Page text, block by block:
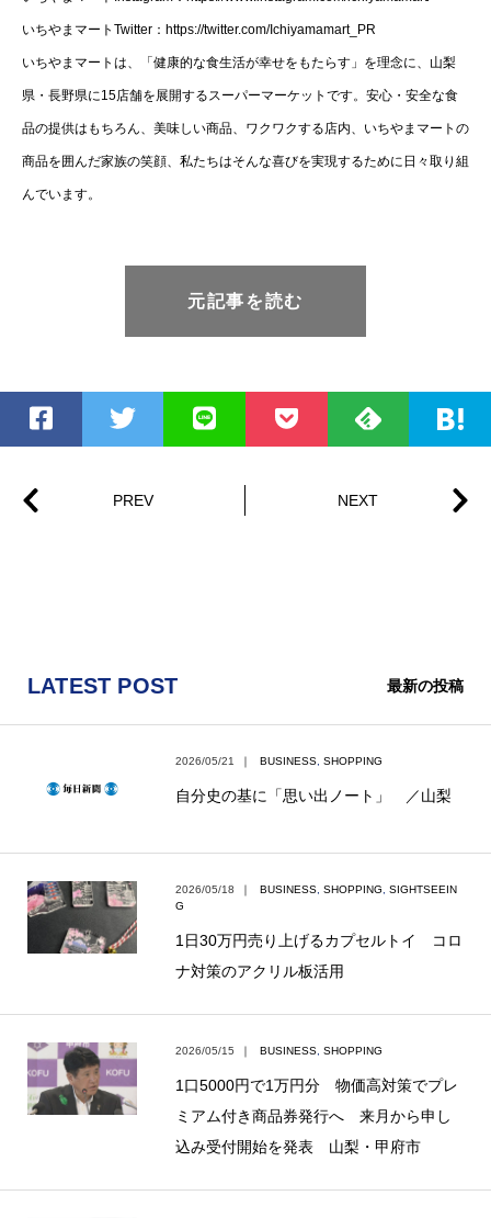
いちやまマートTwitter：https://twitter.com/Ichiyamamart_PR
いちやまマートは、「健康的な食生活が幸せをもたらす」を理念に、山梨
県・長野県に15店舗を展開するスーパーマーケットです。安心・安全な食
品の提供はもちろん、美味しい商品、ワクワクする店内、いちやまマートの
商品を囲んだ家族の笑顔、私たちはそんな喜びを実現するために日々取り組
んでいます。
元記事を読む
LATEST POST 最新の投稿
2026/05/21 ｜ BUSINESS SHOPPING
自分史の基に「思い出ノート」 ／山梨
2026/05/18 ｜ BUSINESS SHOPPING
SIGHTSEEIN
G
1日30万円売り上げるカプセルトイ コロ
ナ対策のアクリル板活用
2026/05/15 ｜ BUSINESS SHOPPING
1口5000円で1万円分 物価高対策でプレ
ミアム付き商品券発行へ 来月から申し
込み受付開始を発表 山梨・甲府市